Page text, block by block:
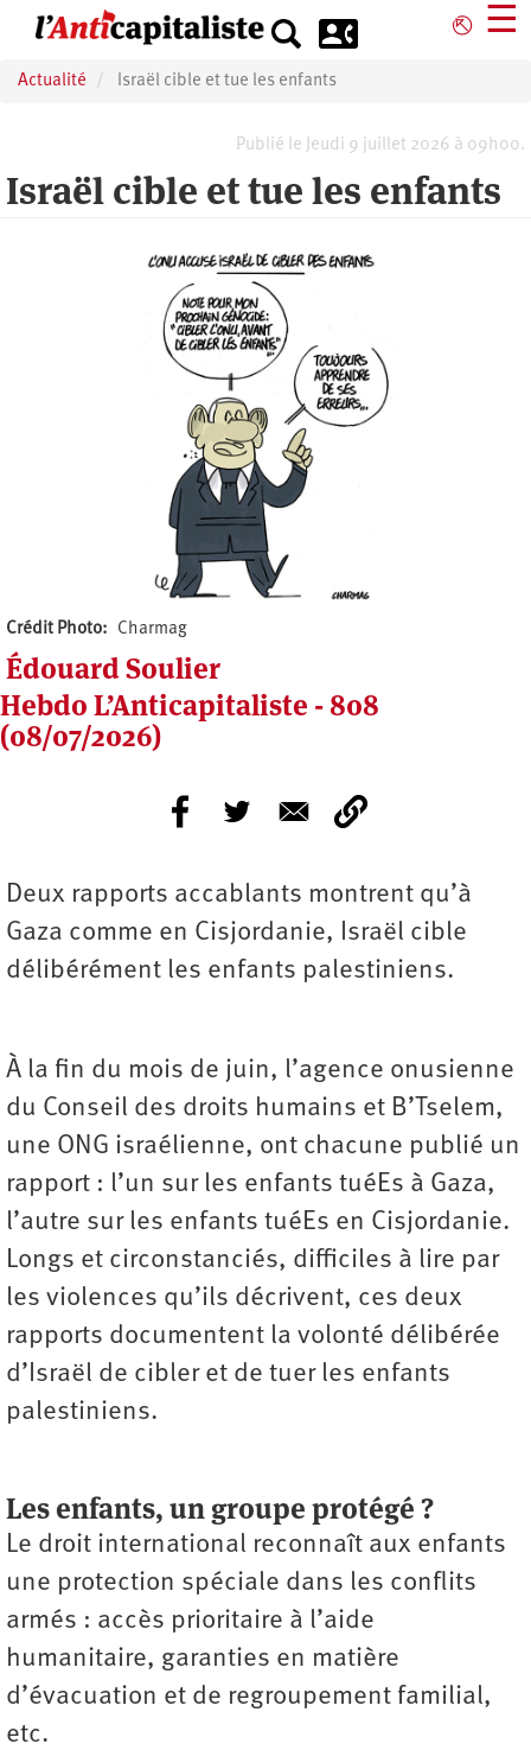
principal
⎋ ☰
Actualité Israël cible et tue les enfants
Publié le Jeudi 9 juillet 2026 à 09h00.
Israël cible et tue les enfants
Crédit Photo Charmag
Édouard Soulier
Hebdo L’Anticapitaliste - 808
(08/07/2026)
Deux rapports accablants montrent qu’à
Gaza comme en Cisjordanie, Israël cible
délibérément les enfants palestiniens.
À la fin du mois de juin, l’agence onusienne
du Conseil des droits humains et B’Tselem,
une ONG israélienne, ont chacune publié un
rapport : l’un sur les enfants tuéEs à Gaza,
l’autre sur les enfants tuéEs en Cisjordanie.
Longs et circonstanciés, difficiles à lire par
les violences qu’ils décrivent, ces deux
rapports documentent la volonté délibérée
d’Israël de cibler et de tuer les enfants
palestiniens.
Les enfants, un groupe protégé ?
Le droit international reconnaît aux enfants
une protection spéciale dans les conflits
armés : accès prioritaire à l’aide
humanitaire, garanties en matière
d’évacuation et de regroupement familial,
etc.